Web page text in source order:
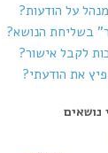
על הודעות?
בשליחת הנושא?
לקבל אישור?
את הודעתי?
נושאים